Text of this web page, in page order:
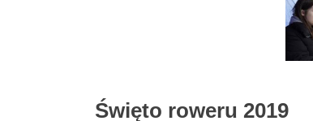
Święto roweru 2019